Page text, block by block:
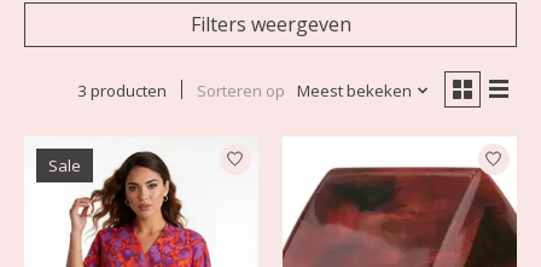
Filters weergeven
3 producten Sorteren op Meest bekeken
Sale